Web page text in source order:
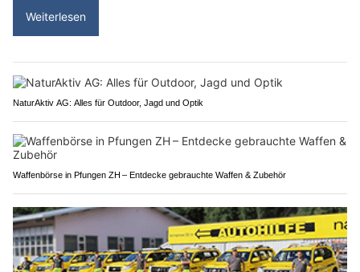
Weiterlesen
NaturAktiv AG: Alles für Outdoor, Jagd und Optik
Waffenbörse in Pfungen ZH – Entdecke gebrauchte Waffen & Zubehör